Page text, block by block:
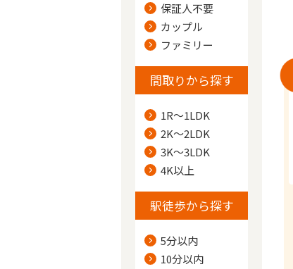
保証人不要
カップル
ファミリー
間取りから探す
1R～1LDK
2K～2LDK
3K～3LDK
4K以上
駅徒歩から探す
5分以内
10分以内